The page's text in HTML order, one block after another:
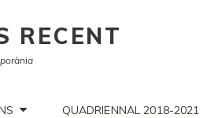
RECENT
QUADRIENNAL 2018-2021